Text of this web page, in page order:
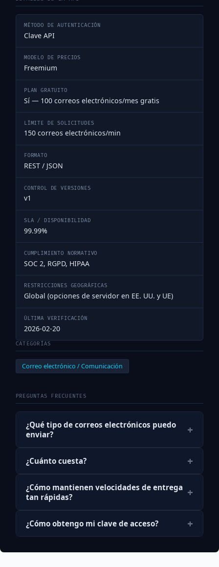
MÉTODO DE AUTENTICACIÓN
Clave API
MODELO DE PRECIOS
Freemium
PLAN GRATUITO
Sí — 100 correos electrónicos/mes gratis
LÍMITE DE SOLICITUDES
150 correos electrónicos/min
FORMATO
REST / JSON
CONTROL DE VERSIONES
v1
SLA / DISPONIBILIDAD
99.99%
CUMPLIMIENTO NORMATIVO
SOC 2, RGPD, HIPAA
RESTRICCIONES GEOGRÁFICAS
Global (opciones de servidor en EE. UU. y UE)
ÚLTIMA VERIFICACIÓN
2026-02-20
CATEGORÍAS
Correo electrónico / Comunicación
PREGUNTAS FRECUENTES
¿Qué tipo de correos electrónicos puedo
enviar?
+
¿Cuánto cuesta? +
¿Cómo mantienen velocidades de entrega
tan rápidas?
+
¿Cómo obtengo mi clave de acceso? +